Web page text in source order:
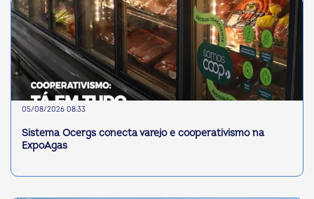
05/08/2026 08:33
Sistema Ocergs conecta varejo e cooperativismo na
ExpoAgas